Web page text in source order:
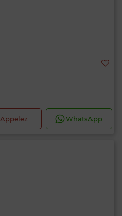
Appelez WhatsApp